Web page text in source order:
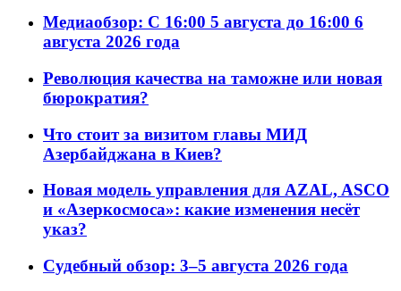
Медиаобзор: С 16:00 5 августа до 16:00 6
августа 2026 года
Революция качества на таможне или новая
бюрократия?
Что стоит за визитом главы МИД
Азербайджана в Киев?
Новая модель управления для AZAL, ASCO
и «Азеркосмоса»: какие изменения несёт
указ?
Судебный обзор: 3–5 августа 2026 года